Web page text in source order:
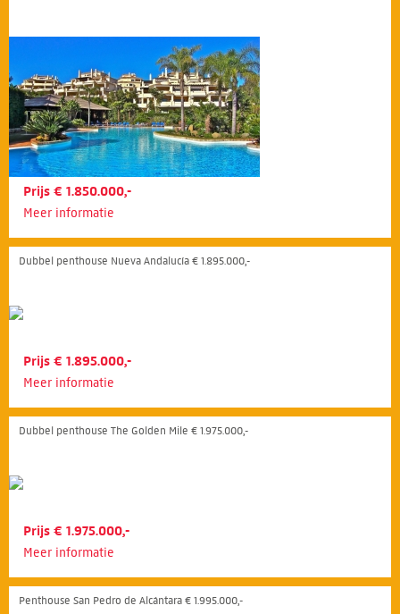
Prijs € 1.850.000,-
Meer informatie
Dubbel penthouse Nueva Andalucía € 1.895.000,-
Prijs € 1.895.000,-
Meer informatie
Dubbel penthouse The Golden Mile € 1.975.000,-
Prijs € 1.975.000,-
Meer informatie
Penthouse San Pedro de Alcántara € 1.995.000,-